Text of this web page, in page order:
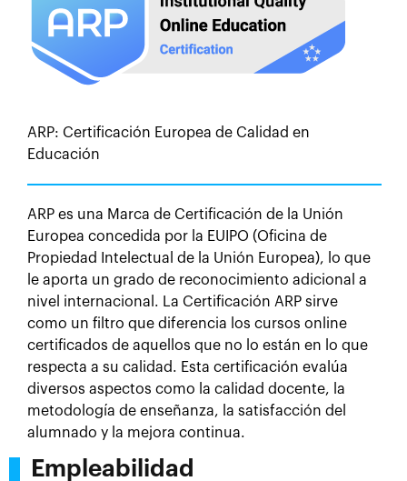
ARP: Certificación Europea de Calidad en
Educación
ARP es una Marca de Certificación de la Unión
Europea concedida por la EUIPO (Oficina de
Propiedad Intelectual de la Unión Europea), lo que
le aporta un grado de reconocimiento adicional a
nivel internacional. La Certificación ARP sirve
como un filtro que diferencia los cursos online
certificados de aquellos que no lo están en lo que
respecta a su calidad. Esta certificación evalúa
diversos aspectos como la calidad docente, la
metodología de enseñanza, la satisfacción del
alumnado y la mejora continua.
Empleabilidad